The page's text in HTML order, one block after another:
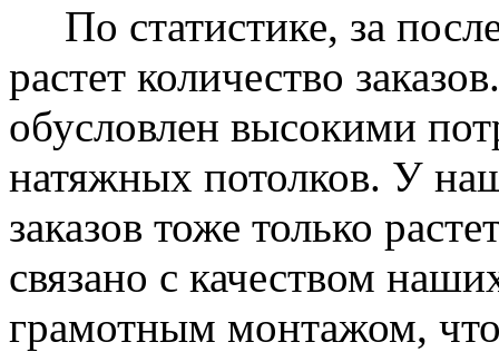
По статистике, за
растет количество
обусловлен высокими
натяжных потолков. У
заказов тоже только
связано с качеством
грамотным монтажом,